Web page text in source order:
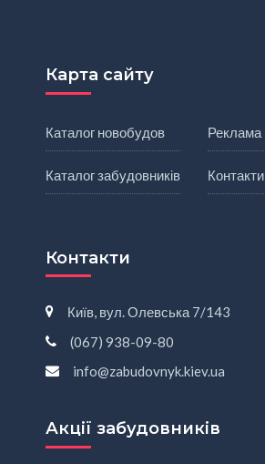
Карта сайту
Каталог новобудов
Каталог забудовників
Реклама
Контакти
Контакти
Київ, вул. Олевська 7/143
(067) 938-09-80
info@zabudovnyk.kiev.ua
Акції забудовників